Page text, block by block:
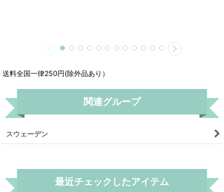
送料全国一律250円(除外品あり）
関連グループ
スウェーデン
最近チェックしたアイテム